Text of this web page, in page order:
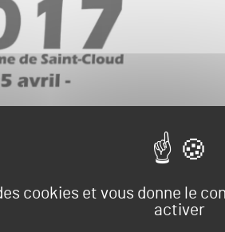
cookies et vous donne le
activer
Française d’Equitationont
professionnels de la filière et
de plus de cinq-cents
vision pour la filière. Parmi les onze
personne à l’invitation : Nicolas